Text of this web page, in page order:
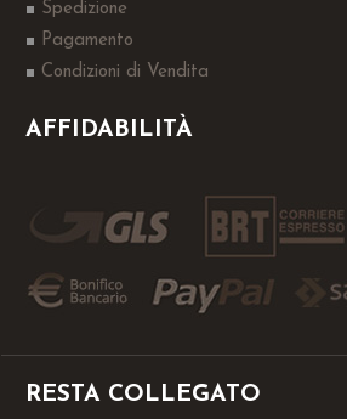
Spedizione
Pagamento
Condizioni di Vendita
AFFIDABILITÀ
RESTA COLLEGATO